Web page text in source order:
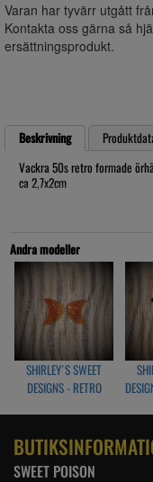
Varan har tyvärr utgått
Kontakta oss gärna så
ersättningsprodukt.
Beskrivning
Vackra 50s retro formade
ca 2,7x2cm
Andra modeller
SHIRLEY´S SWEET
DESIGNS - RETRO
SWEET POISON